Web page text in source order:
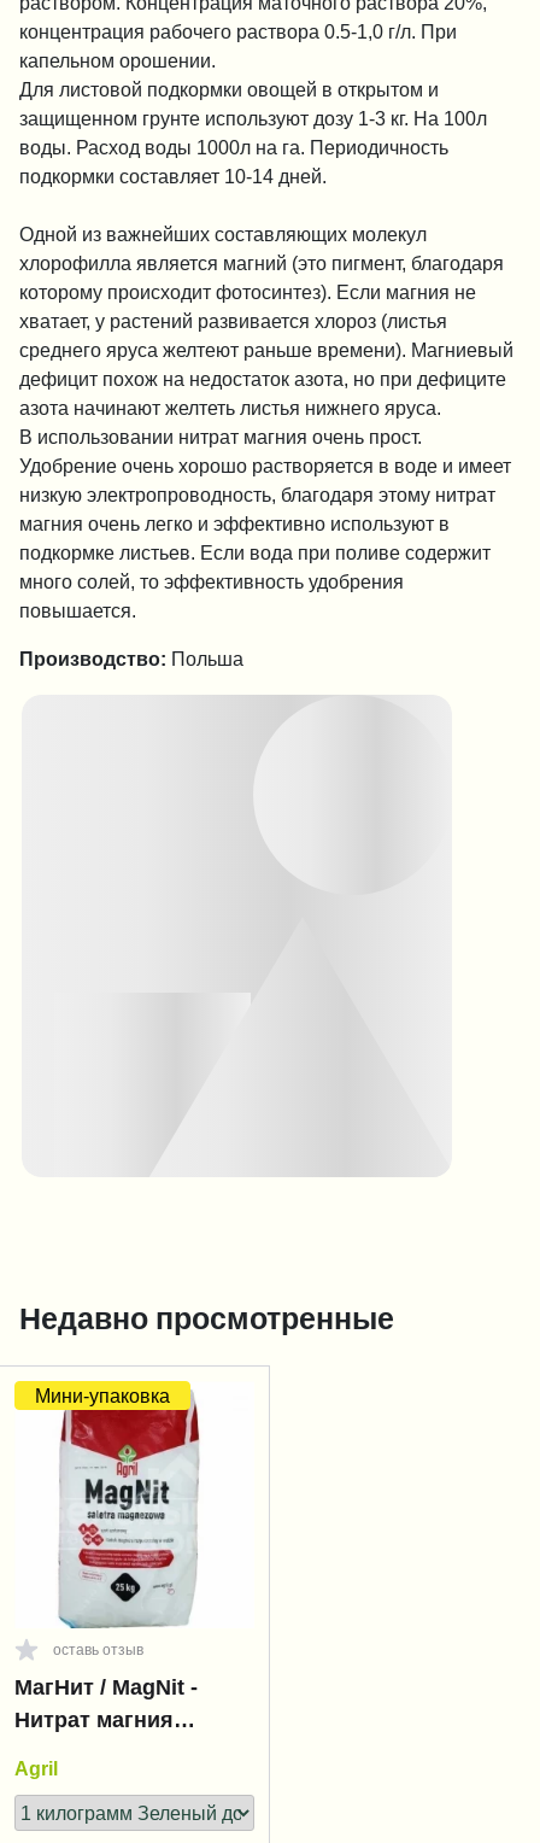
концентрация рабочего раствора 0.5-1,0 г/л. При
капельном орошении.
Для листовой подкормки овощей в открытом и
защищенном грунте используют дозу 1-3 кг. На 100л
воды. Расход воды 1000л на га. Периодичность
подкормки составляет 10-14 дней.
Одной из важнейших составляющих молекул
хлорофилла является магний (это пигмент, благодаря
которому происходит фотосинтез). Если магния не
хватает, у растений развивается хлороз (листья
среднего яруса желтеют раньше времени). Магниевый
дефицит похож на недостаток азота, но при дефиците
азота начинают желтеть листья нижнего яруса.
В использовании нитрат магния очень прост.
Удобрение очень хорошо растворяется в воде и имеет
низкую электропроводность, благодаря этому нитрат
магния очень легко и эффективно используют в
подкормке листьев. Если вода при поливе содержит
много солей, то эффективность удобрения
повышается.
Производство: Польша
Недавно просмотренные
Мини-упаковка
оставь отзыв
МагНит / MagNit -
Нитрат магния
Agril